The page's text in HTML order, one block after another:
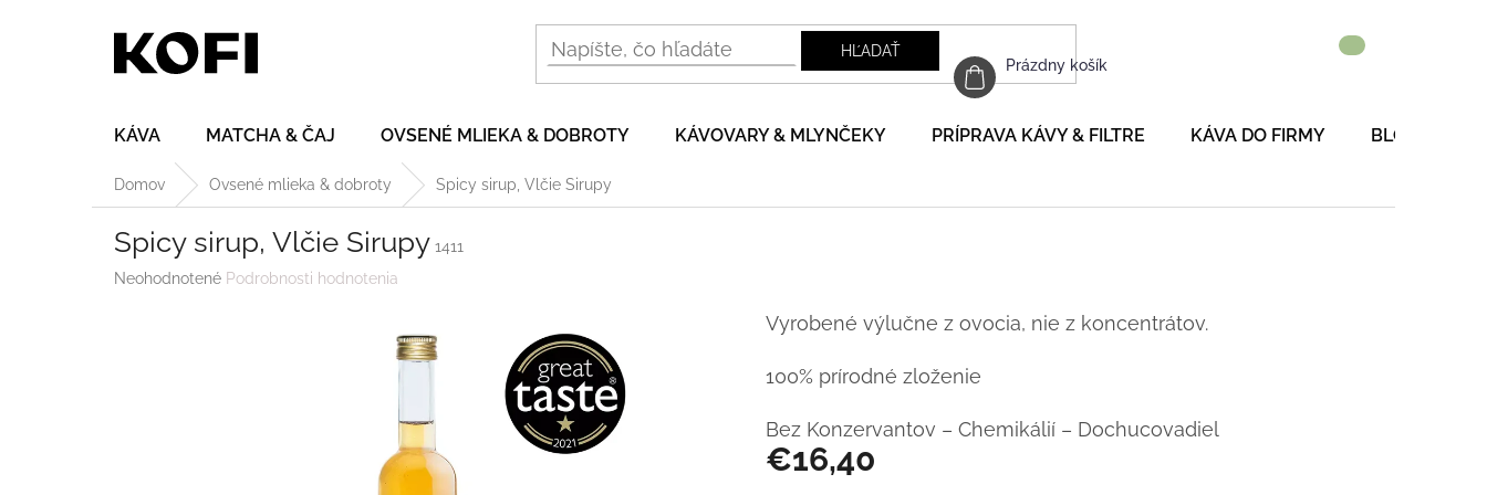
HĽADAŤ
NÁKUPNÝ
KOŠÍK
Prázdny košík
KÁVA MATCHA & ČAJ OVSENÉ MLIEKA & DOBROTY KÁVOVARY & MLYNČEKY PRÍPRAVA KÁVY & FILTRE KÁVA DO FIRMY BLOG
Domov Ovsené mlieka & dobroty Spicy sirup, Vlčie Sirupy
Spicy sirup, Vlčie Sirupy 1411
Priemerné
Neohodnotené Podrobnosti hodnotenia
€16,40
Vyrobené výlučne z ovocia, nie z koncentrátov.
100% prírodné zloženie
Bez Konzervantov – Chemikálií – Dochucovadiel